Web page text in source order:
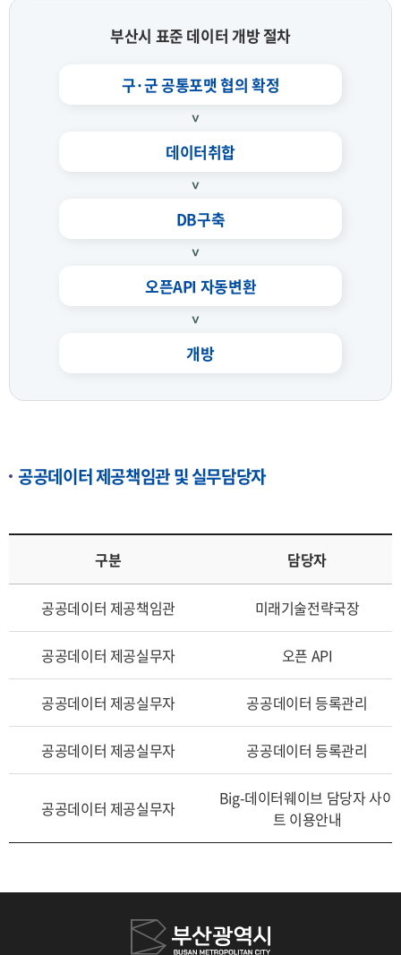
부산시 표준 데이터 개방 절차
구·군 공통포맷 협의 확정
데이터취합
DB구축
오픈API 자동변환
개방
공공데이터 제공책임관 및 실무담당자
구분 담당자
공공데이터 제공책임관 미래기술전략국장
공공데이터 제공실무자 오픈 API
공공데이터 제공실무자 공공데이터 등록관리
공공데이터 제공실무자 공공데이터 등록관리
공공데이터 제공실무자
Big-데이터웨이브 담당자 사이
트 이용안내